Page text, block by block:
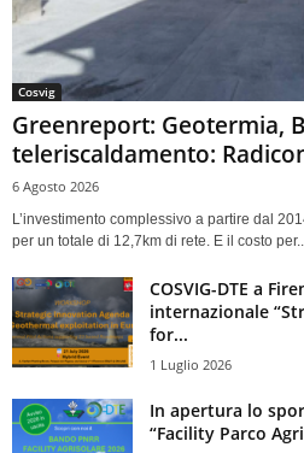
Cosvig
Greenreport: Geotermia,
teleriscaldamento:
6 Agosto 2026
L’investimento complessivo a partire dal
per un totale di 12,7km di rete. E il costo
COSVIG-DTE a
internazionale
for...
1 Luglio 2026
In apertura lo
“Facility Parco